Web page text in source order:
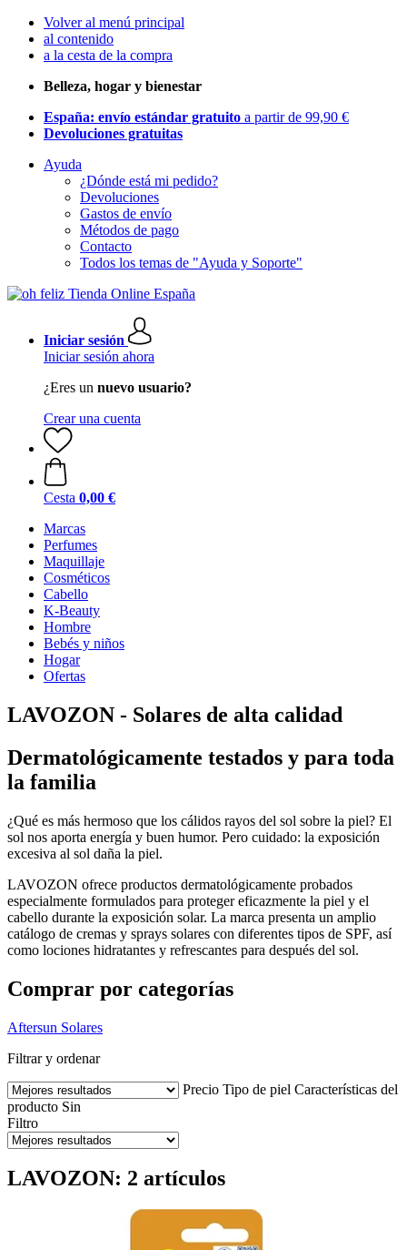
Volver al menú principal
al contenido
a la cesta de la compra
Belleza, hogar y bienestar
España: envío estándar gratuito a partir de 99,90 €
Devoluciones gratuitas
Ayuda
¿Dónde está mi pedido?
Devoluciones
Gastos de envío
Métodos de pago
Contacto
Todos los temas de "Ayuda y Soporte"
Iniciar sesión
Iniciar sesión ahora
¿Eres un nuevo usuario?
Crear una cuenta
Cesta 0,00 €
Marcas
Perfumes
Maquillaje
Cosméticos
Cabello
K-Beauty
Hombre
Bebés y niños
Hogar
Ofertas
LAVOZON - Solares de alta calidad
Dermatológicamente testados y para toda
la familia
¿Qué es más hermoso que los cálidos rayos del sol sobre la piel? El
sol nos aporta energía y buen humor. Pero cuidado: la exposición
excesiva al sol daña la piel.
LAVOZON ofrece productos dermatológicamente probados
especialmente formulados para proteger eficazmente la piel y el
cabello durante la exposición solar. La marca presenta un amplio
catálogo de cremas y sprays solares con diferentes tipos de SPF, así
como lociones hidratantes y refrescantes para después del sol.
Comprar por categorías
Aftersun Solares
Filtrar y ordenar
Precio Tipo de piel Características del
producto Sin
Filtro
LAVOZON: 2 artículos